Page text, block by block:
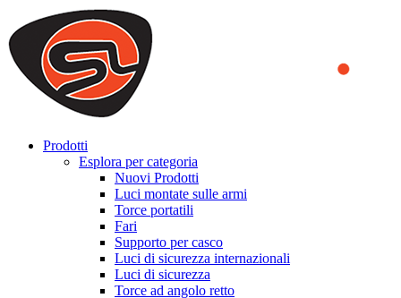
We use cookies to ensure that we provide you the best experience
on our website. By continuing to browse this website, you accept
that cookies are used to help us analyze how the website is used and
to offer you a better experience. To learn more or to find out how
you can disable cookies, you can access our
Prodotti
Esplora per categoria
Nuovi Prodotti
Luci montate sulle armi
Torce portatili
Fari
Supporto per casco
Luci di sicurezza internazionali
Luci di sicurezza
Torce ad angolo retto